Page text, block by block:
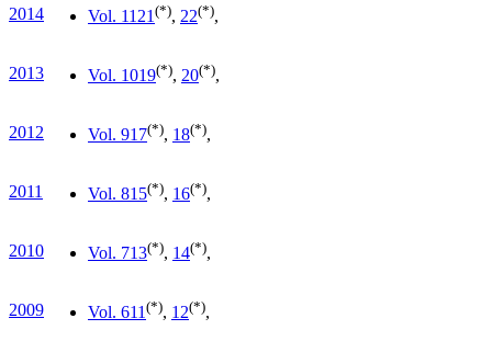
2014 Vol. 11 21 (*), 22(*),
2013 Vol. 1019(*), 20(*),
2012 Vol. 917(*), 18(*),
2011 Vol. 815(*), 16(*),
2010 Vol. 713(*), 14(*),
2009 Vol. 611 (*), 12(*),